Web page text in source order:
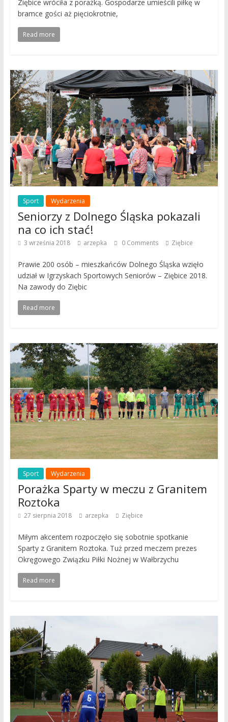
Ziębice wróciła z porażką. Gospodarze umieścili piłkę w
bramce gości aż pięciokrotnie,
Read more
Sport Wydarzenia
Seniorzy z Dolnego Śląska pokazali
na co ich stać!
3 września 2018 arzepka 0 Comments Ziębice
Prawie 200 osób – mieszkańców Dolnego Śląska wzięło
udział w Igrzyskach Sportowych Seniorów – Ziębice 2018.
Na zawody do Ziębic
Read more
Sport Wydarzenia
Porażka Sparty w meczu z Granitem
Roztoka
27 sierpnia 2018 arzepka Ziębice
Miłym akcentem rozpoczęło się sobotnie spotkanie
Sparty z Granitem Roztoka. Tuż przed meczem prezes
Okręgowego Związku Piłki Nożnej w Wałbrzychu
Read more